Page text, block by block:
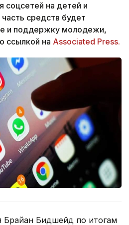
соцсетей на детей и
средств будет
и поддержку молодежи,
ссылкой на Associated Press.
Брайан Бидшейд по итогам